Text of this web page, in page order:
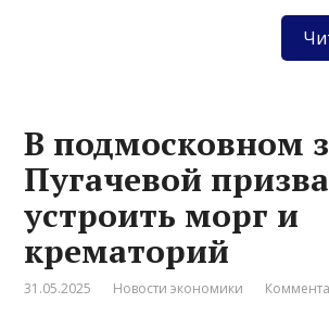
В подмосковном
Пугачевой
устроить морг и
крематорий
31.05.2025 Новости экономики